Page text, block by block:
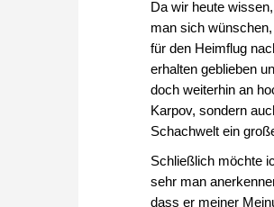
Da wir heute
man sich
für den Heimflug
erhalten geblieben
doch weiterhin an
Karpov, sondern
Schachwelt ein
Schließlich möchte
sehr man
dass er meiner